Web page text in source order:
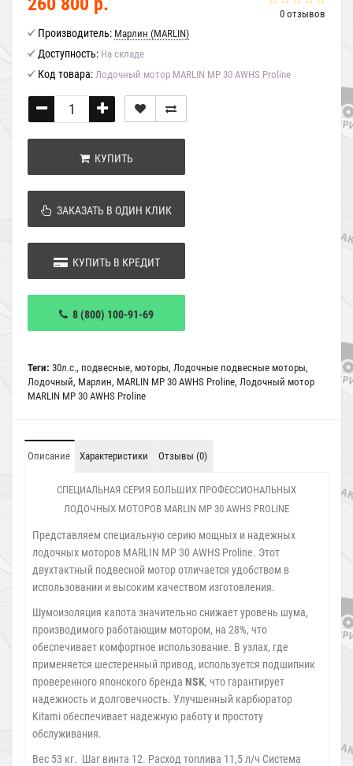
0 отзывов
Производитель: Марлин (MARLIN)
Доступность: На складе
Код товара: Лодочный мотор MARLIN MP 30 AWHS Proline
КУПИТЬ
ЗАКАЗАТЬ В ОДИН КЛИК
КУПИТЬ В КРЕДИТ
8 (800) 100-91-69
Теги: 30л.с., подвесные, моторы, Лодочные подвесные моторы,
Лодочный, Марлин, MARLIN MP 30 AWHS Proline, Лодочный мотор
MARLIN MP 30 AWHS Proline
Описание Характеристики Отзывы (0)
СПЕЦИАЛЬНАЯ СЕРИЯ БОЛЬШИХ ПРОФЕССИОНАЛЬНЫХ
ЛОДОЧНЫХ МОТОРОВ MARLIN MP 30 AWHS PROLINE
Представляем специальную серию мощных и надежных
лодочных моторов MARLIN MP 30 AWHS Proline. Этот
двухтактный подвесной мотор отличается удобством в
использовании и высоким качеством изготовления.
Шумоизоляция капота значительно снижает уровень шума,
производимого работающим мотором, на 28%, что
обеспечивает комфортное использование. В узлах, где
применяется шестеренный привод, используется подшипник
проверенного японского бренда NSK, что гарантирует
надежность и долговечность. Улучшенный карбюратор
Kitami обеспечивает надежную работу и простоту
обслуживания.
Вес 53 кг. Шаг винта 12. Расход топлива 11,5 л/ч Система